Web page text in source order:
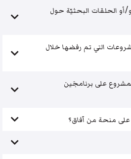
الحلقات البحثيّة حول
التي تم رفضها خلال
على برنامجَين
منحة من آفاق؟